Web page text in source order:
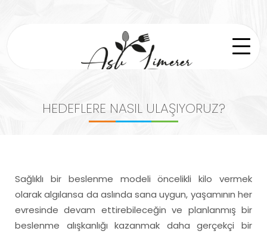
HEDEFLERE NASIL ULAŞIYORUZ?
Sağlıklı bir beslenme modeli öncelikli kilo vermek
olarak algılansa da aslında sana uygun, yaşamının her
evresinde devam ettirebileceğin ve planlanmış bir
beslenme alışkanlığı kazanmak daha gerçekçi bir